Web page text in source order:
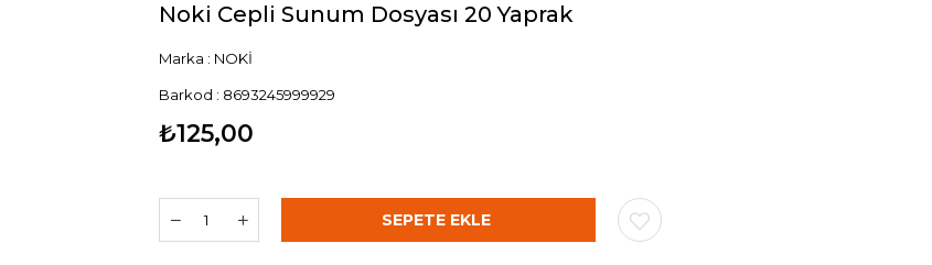
Noki Cepli Sunum Dosyası 20 Yaprak
Marka : NOKİ
Barkod : 8693245999929
₺125,00